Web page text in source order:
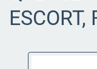
ESCORT,